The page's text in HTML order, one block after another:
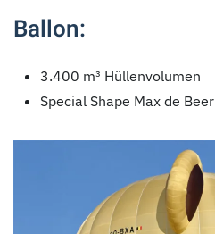
Ballon:
3.400 m³ Hüllenvolumen
Special Shape Max de Beer